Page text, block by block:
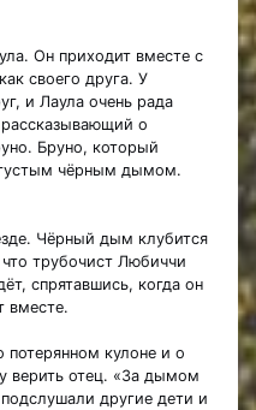
Он приходит вместе с
своего друга. У
и Лаула очень рада
о
Бруно, который
густым чёрным дымом.
Чёрный дым клубится
трубочист Любиччи
спрятавшись, когда он
вместе.
потерянном кулоне и о
верить отец. «За дымом
другие дети и